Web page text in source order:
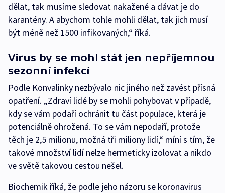
dělat, tak musíme sledovat nakažené a dávat je do
karantény. A abychom tohle mohli dělat, tak jich musí
být méně než 1500 infikovaných,“ říká.
Virus by se mohl stát jen nepříjemnou
sezonní infekcí
Podle Konvalinky nezbývalo nic jiného než zavést přísná
opatření. „Zdraví lidé by se mohli pohybovat v případě,
kdy se vám podaří ochránit tu část populace, která je
potenciálně ohrožená. To se vám nepodaří, protože
těch je 2,5 milionu, možná tři miliony lidí,“ míní s tím, že
takové množství lidí nelze hermeticky izolovat a nikdo
ve světě takovou cestou nešel.
Biochemik říká, že podle jeho názoru se koronavirus